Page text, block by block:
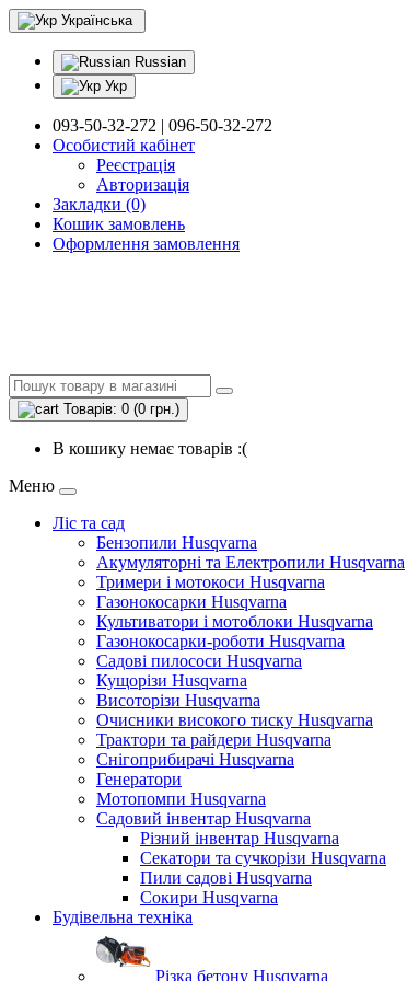
Українська
Russian
Укр
093-50-32-272 | 096-50-32-272
Особистий кабінет
Реєстрація
Авторизація
Закладки (0)
Кошик замовлень
Оформлення замовлення
Товарів: 0 (0 грн.)
В кошику немає товарів :(
Меню
Ліс та сад
Бензопили Husqvarna
Акумуляторні та Електропили Husqvarna
Тримери і мотокоси Husqvarna
Газонокосарки Husqvarna
Культиватори і мотоблоки Husqvarna
Газонокосарки-роботи Husqvarna
Садові пилососи Husqvarna
Кущорізи Husqvarna
Висоторізи Husqvarna
Очисники високого тиску Husqvarna
Трактори та райдери Husqvarna
Снігоприбирачі Husqvarna
Генератори
Мотопомпи Husqvarna
Садовий інвентар Husqvarna
Різний інвентар Husqvarna
Секатори та сучкорізи Husqvarna
Пили садові Husqvarna
Сокири Husqvarna
Будівельна техніка
Різка бетону Husqvarna